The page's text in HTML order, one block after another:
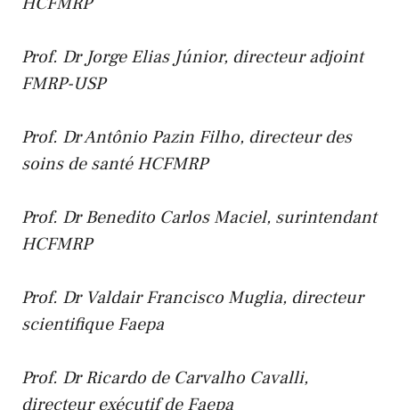
Prof. Dr Jorge Elias Júnior, directeur adjoint
FMRP-USP
Prof. Dr Antônio Pazin Filho, directeur des
soins de santé HCFMRP
Prof. Dr Benedito Carlos Maciel, surintendant
HCFMRP
Prof. Dr Valdair Francisco Muglia, directeur
scientifique Faepa
Prof. Dr Ricardo de Carvalho Cavalli,
directeur exécutif de Faepa